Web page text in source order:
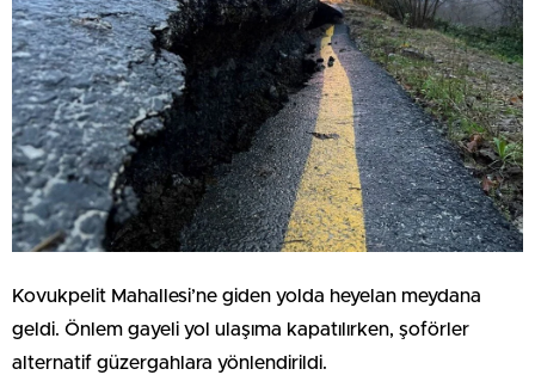
Kovukpelit Mahallesi’ne giden yolda heyelan meydana
geldi. Önlem gayeli yol ulaşıma kapatılırken, şoförler
alternatif güzergahlara yönlendirildi.